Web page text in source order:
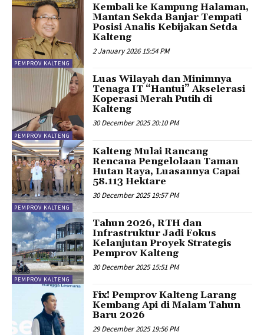
PEMPROV KALTENG
Kembali ke Kampung Halaman,
Mantan Sekda Banjar Tempati
Posisi Analis Kebijakan Setda
Kalteng
2 January 2026 15:54 PM
PEMPROV KALTENG
Luas Wilayah dan Minimnya
Tenaga IT “Hantui” Akselerasi
Koperasi Merah Putih di
Kalteng
30 December 2025 20:10 PM
PEMPROV KALTENG
Kalteng Mulai Rancang
Rencana Pengelolaan Taman
Hutan Raya, Luasannya Capai
58.113 Hektare
30 December 2025 19:57 PM
PEMPROV KALTENG
Tahun 2026, RTH dan
Infrastruktur Jadi Fokus
Kelanjutan Proyek Strategis
Pemprov Kalteng
30 December 2025 15:51 PM
Fix! Pemprov Kalteng Larang
Kembang Api di Malam Tahun
Baru 2026
29 December 2025 19:56 PM